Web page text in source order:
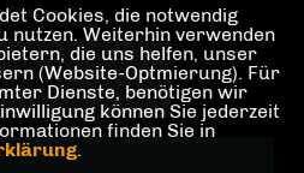
Friendly Captcha ⇗
Cookies, die notwendig
nutzen. Weiterhin verwenden
die uns helfen, unser
(Website-Optmierung). Für
Dienste, benötigen wir
können Sie jederzeit
finden Sie in
.